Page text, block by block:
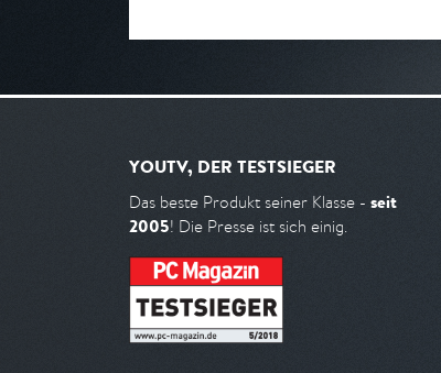
YOUTV, DER TESTSIEGER
Das beste Produkt seiner Klasse - seit
2005! Die Presse ist sich einig.